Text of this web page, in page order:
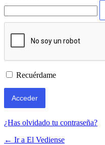
Recuérdame
¿Has olvidado tu contraseña?
← Ir a El Vediense